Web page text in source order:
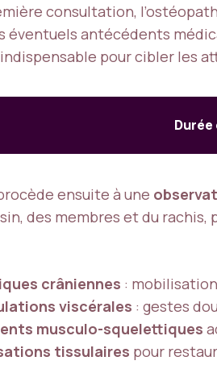
consultation,
éventuels antécédents
pour cibler les
ensuite à une
des membres et du rachis,
crâniennes :
viscérales : gestes
musculo-squelettiques
tissulaires pour